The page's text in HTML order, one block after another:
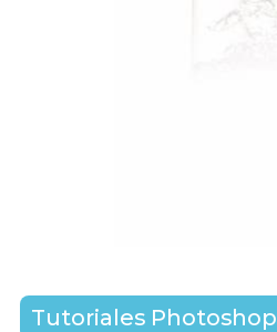
Tutoriales Photoshop